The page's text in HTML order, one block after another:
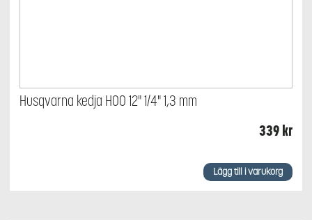
Husqvarna kedja H00 12" 1/4" 1,3 mm
339 kr
Lägg till i varukorg